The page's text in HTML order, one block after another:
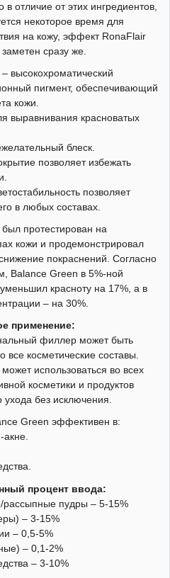
в отличие от этих ингредиентов,
некоторое время для
на кожу, эффект RonaFlair
сразу же.
высокохроматический
пигмент, обеспечивающий
кожи.
выравнивания красноватых
блеск.
позволяет избежать
позволяет
в любых составах.
протестирован на
кожи и продемонстрировал
покраснений. Согласно
Balance Green в 5%-ной
красноту на 17%, а в
– на 30%.
применение:
филлер может быть
все косметические составы.
использоваться во всех
косметики и продуктов
ухода без исключения.
Green эффективен в:
акне.
процент ввода:
рассыпные пудры – 5-15%
– 3-15%
– 0,5-5%
– 0,1-2%
– 3-10%